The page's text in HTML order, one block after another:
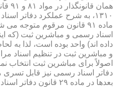
۱۳۱۰، به شرح عملكرد دفاتر
ماده ۹۱ قانون مرقوم متوجه
اسناد رسمی و مباشرین ثبت (كه
داده اند) واحد بوده است، لذا به
و مباشرین ثبت در تنظیم اسناد
اصولاً برای مباشرین ثبت انتخاب
دفاتر اسناد رسمی نیز قابل تسری